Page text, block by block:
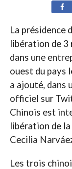
La présidence
libération de 3
dans une
ouest du pays
a ajouté, dans
officiel sur
Chinois est
libération de
Cecilia
Les trois